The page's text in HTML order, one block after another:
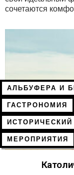
сочетаются
АЛЬБУФЕРА И
ГАСТРОНОМИЯ
ИСТОРИЧЕСКИЙ
МЕРОПРИЯТИЯ